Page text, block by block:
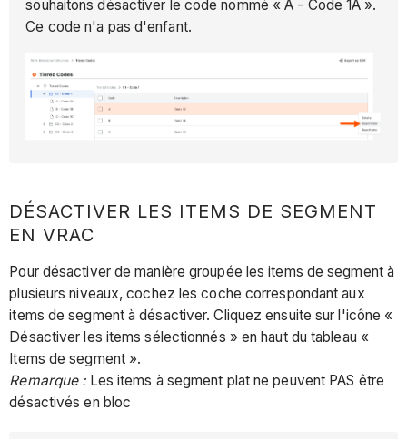
souhaitons désactiver le code nommé « A - Code 1A ».
Ce code n'a pas d'enfant.
DÉSACTIVER LES ITEMS DE SEGMENT
EN VRAC
Pour désactiver de manière groupée les items de segment à
plusieurs niveaux, cochez les coche correspondant aux
items de segment à désactiver. Cliquez ensuite sur l'icône «
Désactiver les items sélectionnés » en haut du tableau «
Items de segment ».
Remarque : Les items à segment plat ne peuvent PAS être
désactivés en bloc